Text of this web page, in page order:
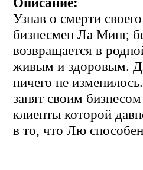
Узнав о смерти
бизнесмен Ла Минг,
возвращается в
живым и здоровым. Да
ничего не
занят своим
клиенты которой
в то, что Лю